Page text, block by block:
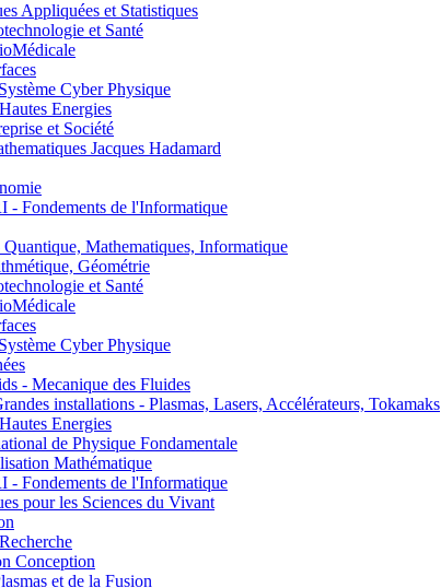
Appliquées et Statistiques
et Santé
Cyber Physique
Energies
et Société
Jacques Hadamard
Fondements de l'Informatique
Mathematiques, Informatique
Géométrie
et Santé
Cyber Physique
- Mecanique des Fluides
installations - Plasmas, Lasers, Accélérateurs, Tokamaks
Energies
de Physique Fondamentale
Mathématique
Fondements de l'Informatique
pour les Sciences du Vivant
Conception
et de la Fusion